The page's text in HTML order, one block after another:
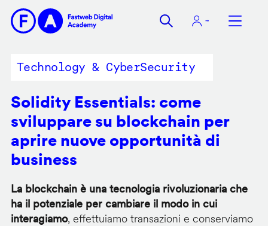
contenuto
Technology & CyberSecurity
Solidity Essentials: come
sviluppare su blockchain per
aprire nuove opportunità di
business
La blockchain è una tecnologia rivoluzionaria che
ha il potenziale per cambiare il modo in cui
interagiamo, effettuiamo transazioni e conserviamo